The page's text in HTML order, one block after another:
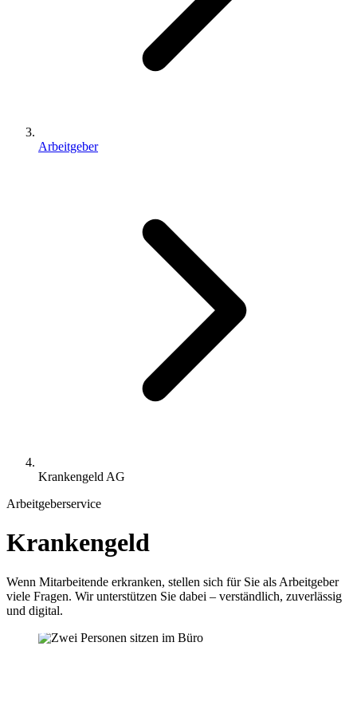
Arbeitgeber
Krankengeld AG
Arbeitgeberservice
Krankengeld
Wenn Mitarbeitende erkranken, stellen sich für Sie als Arbeitgeber
viele Fragen. Wir unterstützen Sie dabei – verständlich, zuverlässig
und digital.